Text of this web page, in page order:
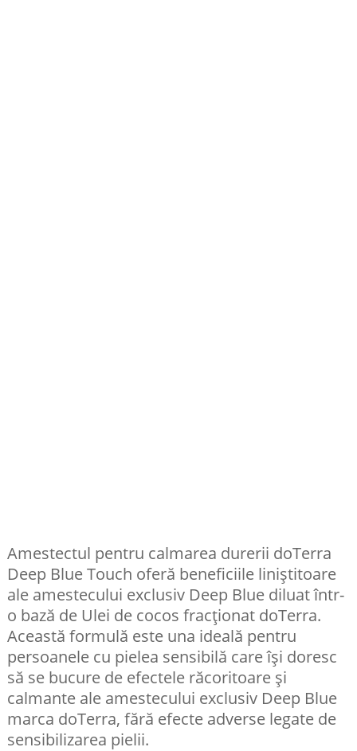
Amestectul pentru calmarea durerii doTerra
Deep Blue Touch oferă beneficiile liniștitoare
ale amestecului exclusiv Deep Blue diluat într-
o bază de Ulei de cocos fracționat doTerra.
Această formulă este una ideală pentru
persoanele cu pielea sensibilă care își doresc
să se bucure de efectele răcoritoare și
calmante ale amestecului exclusiv Deep Blue
marca doTerra, fără efecte adverse legate de
sensibilizarea pielii.